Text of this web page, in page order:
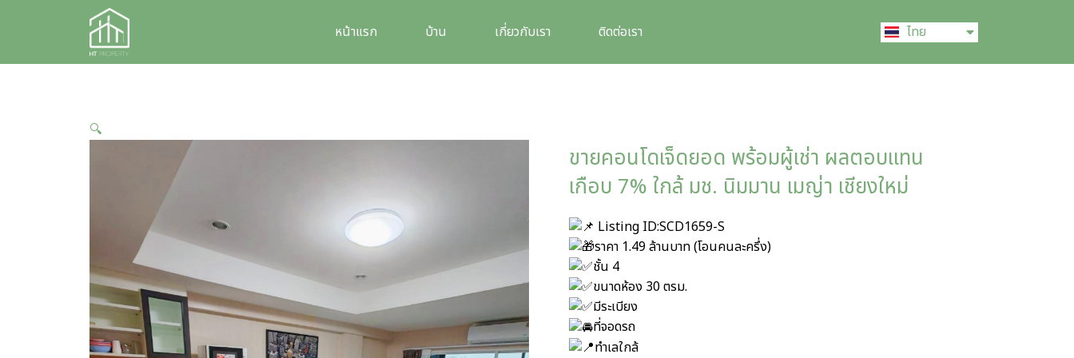
หน้าแรก บ้าน เกี่ยวกับเรา ติดต่อเรา ไทย
中文 (中国)
🔍
ขายคอนโดเจ็ดยอด พร้อมผู้เช่า ผลตอบแทน
เกือบ 7% ใกล้ มช. นิมมาน เมญ่า เชียงใหม่
Listing ID:SCD1659-S
ราคา 1.49 ล้านบาท (โอนคนละครึ่ง)
ชั้น 4
ขนาดห้อง 30 ตรม.
มีระเบียง
ที่จอดรถ
ทำเลใกล้